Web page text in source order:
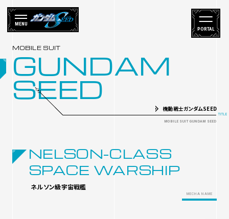
PORTAL
MENU
GUNDAM
SEED
機動戦士ガンダムSEED
NELSON-CLASS
SPACE WARSHIP
ネルソン級宇宙戦艦
MECHA NAME